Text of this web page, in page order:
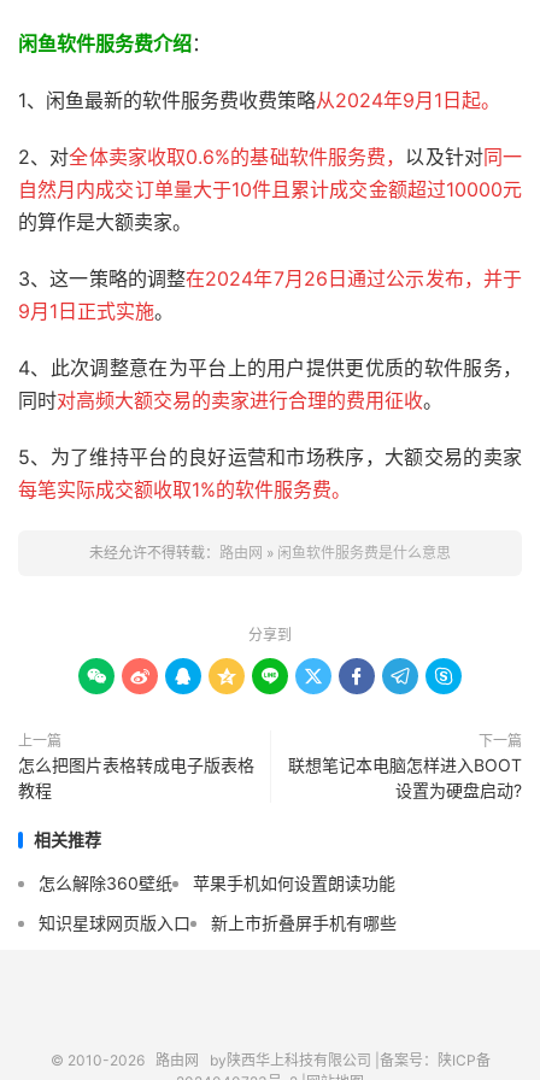
闲鱼软件服务费介绍：
1、闲鱼最新的软件服务费收费策略从2024年9月1日起。
2、对全体卖家收取0.6%的基础软件服务费， 以及针对同一
自然月内成交订单量大于10件且累计成交金额超过10000元
的算作是大额卖家。
3、这一策略的调整在2024年7月26日通过公示发布，并于
9月1日正式实施。
4、此次调整意在为平台上的用户提供更优质的软件服务，
同时对高频大额交易的卖家进行合理的费用征收。
5、为了维持平台的良好运营和市场秩序，大额交易的卖家
每笔实际成交额收取1%的软件服务费。
未经允许不得转载： 路由网 » 闲鱼软件服务费是什么意思
分享到
        
上一篇
怎么把图片表格转成电子版表格
教程
下一篇
联想笔记本电脑怎样进入BOOT
设置为硬盘启动?
相关推荐
怎么解除360壁纸
苹果手机如何设置朗读功能
知识星球网页版入口
新上市折叠屏手机有哪些
© 2010-2026 路由网 by陕西华上科技有限公司 | 备案号：陕ICP备